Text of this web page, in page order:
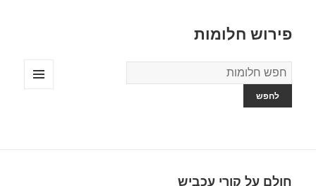
פירוש חלומות
מילון
החלומות
חולם על קורי עכביש